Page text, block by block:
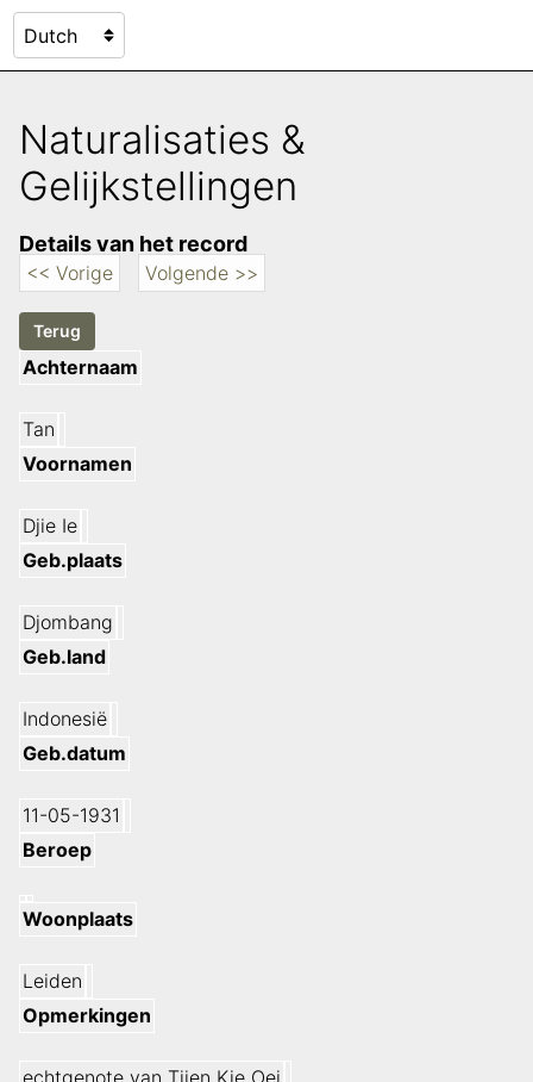
Naturalisaties &
Gelijkstellingen
Details van het record
<< Vorige Volgende >>
Achternaam
Tan
Voornamen
Djie Ie
Geb.plaats
Djombang
Geb.land
Indonesië
Geb.datum
11-05-1931
Beroep
Woonplaats
Leiden
Opmerkingen